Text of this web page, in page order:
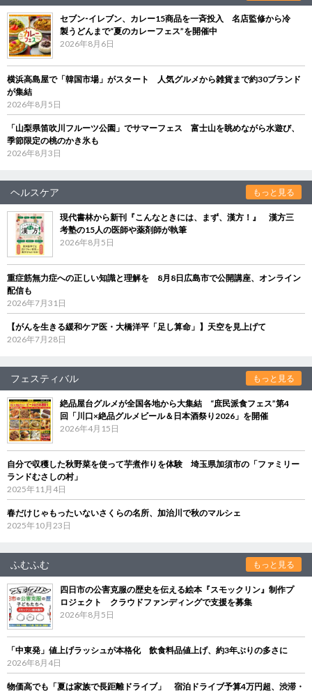
セブン‐イレブン、カレー15商品を一斉投入 名店監修から冷
製うどんまで“夏のカレーフェス”を開催中
2026年8月6日
横浜高島屋で「韓国市場」がスタート 人気グルメから雑貨まで約30ブランド
が集結
2026年8月5日
「山梨県笛吹川フルーツ公園」でサマーフェス 富士山を眺めながら水遊び、
季節限定の桃のかき氷も
2026年8月3日
ヘルスケア もっと見る
現代書林から新刊『こんなときには、まず、漢方！』 漢方三
考塾の15人の医師や薬剤師が執筆
2026年8月5日
重症筋無力症への正しい知識と理解を 8月8日広島市で公開講座、オンライン
配信も
2026年7月31日
【がんを生きる緩和ケア医・大橋洋平「足し算命」】天空を見上げて
2026年7月28日
フェスティバル もっと見る
絶品屋台グルメが全国各地から大集結 “庶民派食フェス”第4
回「川口×絶品グルメビール＆日本酒祭り2026」を開催
2026年4月15日
自分で収穫した秋野菜を使って芋煮作りを体験 埼玉県加須市の「ファミリー
ランドむさしの村」
2025年11月4日
春だけじゃもったいないさくらの名所、加治川で秋のマルシェ
2025年10月23日
ふむふむ もっと見る
四日市の公害克服の歴史を伝える絵本『スモックリン』制作プ
ロジェクト クラウドファンディングで支援を募集
2026年8月5日
「中東発」値上げラッシュが本格化 飲食料品値上げ、約3年ぶりの多さに
2026年8月4日
物価高でも「夏は家族で長距離ドライブ」 宿泊ドライブ予算4万円超、渋滞・